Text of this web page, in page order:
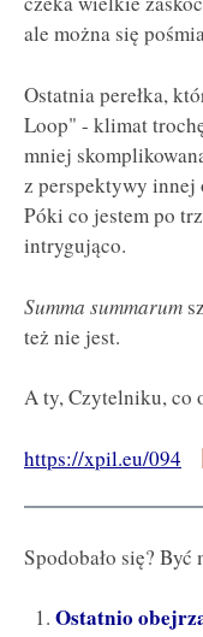
ale można się
Ostatnia perełka,
Loop" - klimat
mniej
z perspektywy innej
Póki co jestem po
intrygująco.
Summa summarum
też nie jest.
A ty, Czytelniku, co
https://xpil.eu/094
Spodobało się?
Ostatnio